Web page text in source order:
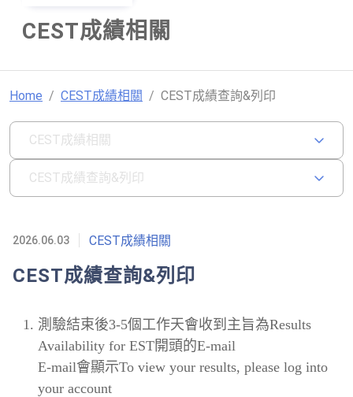
CEST成績相關
Home CEST成績相關 CEST成績查詢&列印
CEST成績相關
CEST成績查詢&列印
2026.06.03 CEST成績相關
CEST成績查詢&列印
測驗結束後3-5個工作天會收到主旨為Results
Availability for EST開頭的E-mail
E-mail會顯示To view your results, please log into
your account